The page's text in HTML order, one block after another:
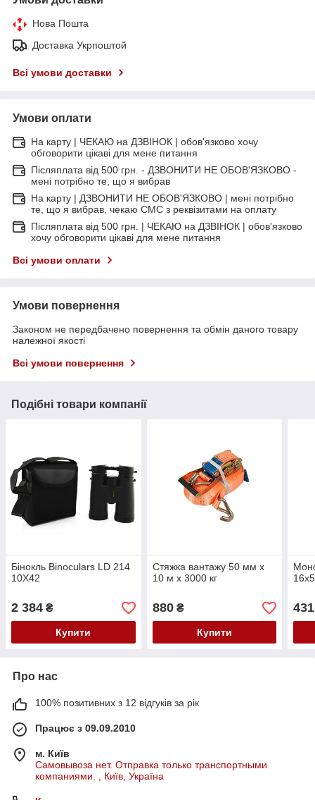
Нова Пошта
Доставка Укрпоштой
Всі умови доставки
Умови оплати
На карту | ЧЕКАЮ на ДЗВІНОК | обов'язково хочу
обговорити цікаві для мене питання
Післяплата від 500 грн. - ДЗВОНИТИ НЕ ОБОВ'ЯЗКОВО -
мені потрібно те, що я вибрав
На карту | ДЗВОНИТИ НЕ ОБОВ'ЯЗКОВО | мені потрібно
те, що я вибрав, чекаю СМС з реквізитами на оплату
Післяплата від 500 грн. | ЧЕКАЮ на ДЗВІНОК | обов'язково
хочу обговорити цікаві для мене питання
Всі умови оплати
Умови повернення
Законом не передбачено повернення та обмін даного товару
належної якості
Всі умови повернення
Подібні товари компанії
Бінокль Binoculars LD 214
10X42
2 384 ₴
Купити
Стяжка вантажу 50 мм х
10 м х 3000 кг
880₴
Купити
431
Про нас
100% позитивних з 12 відгуків за рік
Працює з 09.09.2010
м. Київ
Самовывоза нет. Отправка только транспортными
компаниями. , Київ, Україна